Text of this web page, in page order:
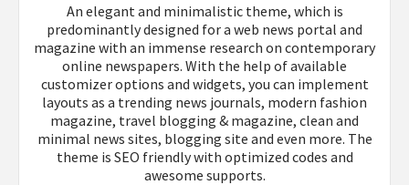
An elegant and minimalistic theme, which is
predominantly designed for a web news portal and
magazine with an immense research on contemporary
online newspapers. With the help of available
customizer options and widgets, you can implement
layouts as a trending news journals, modern fashion
magazine, travel blogging & magazine, clean and
minimal news sites, blogging site and even more. The
theme is SEO friendly with optimized codes and
awesome supports.